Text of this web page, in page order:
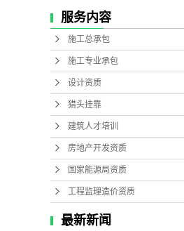
服务内容
施工总承包
施工专业承包
设计资质
猎头挂靠
建筑人才培训
房地产开发资质
国家能源局资质
工程监理造价资质
最新新闻